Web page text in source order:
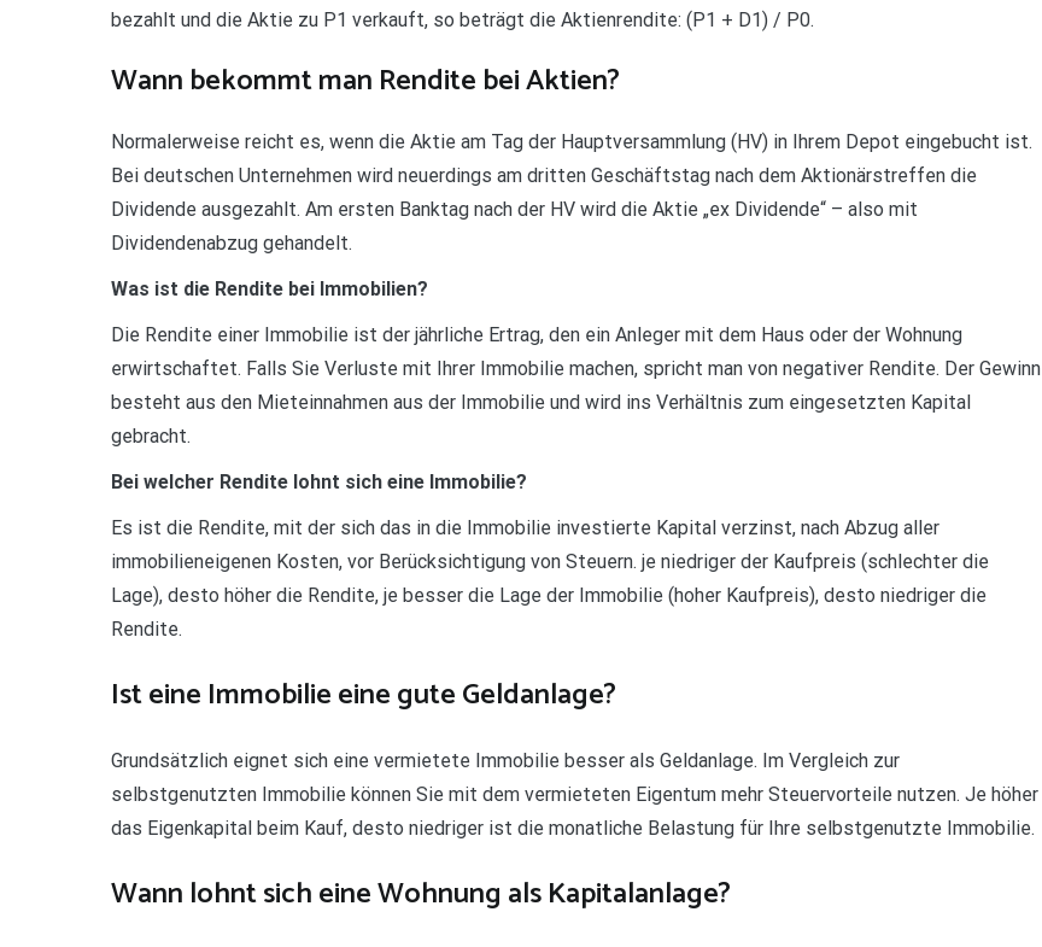
bezahlt und die Aktie zu P1 verkauft, so beträgt die Aktienrendite: (P1 + D1) / P0.
Wann bekommt man Rendite bei Aktien?
Normalerweise reicht es, wenn die Aktie am Tag der Hauptversammlung (HV) in Ihrem Depot eingebucht ist.
Bei deutschen Unternehmen wird neuerdings am dritten Geschäftstag nach dem Aktionärstreffen die
Dividende ausgezahlt. Am ersten Banktag nach der HV wird die Aktie „ex Dividende“ – also mit
Dividendenabzug gehandelt.
Was ist die Rendite bei Immobilien?
Die Rendite einer Immobilie ist der jährliche Ertrag, den ein Anleger mit dem Haus oder der Wohnung
erwirtschaftet. Falls Sie Verluste mit Ihrer Immobilie machen, spricht man von negativer Rendite. Der Gewinn
besteht aus den Mieteinnahmen aus der Immobilie und wird ins Verhältnis zum eingesetzten Kapital
gebracht.
Bei welcher Rendite lohnt sich eine Immobilie?
Es ist die Rendite, mit der sich das in die Immobilie investierte Kapital verzinst, nach Abzug aller
immobilieneigenen Kosten, vor Berücksichtigung von Steuern. je niedriger der Kaufpreis (schlechter die
Lage), desto höher die Rendite, je besser die Lage der Immobilie (hoher Kaufpreis), desto niedriger die
Rendite.
Ist eine Immobilie eine gute Geldanlage?
Grundsätzlich eignet sich eine vermietete Immobilie besser als Geldanlage. Im Vergleich zur
selbstgenutzten Immobilie können Sie mit dem vermieteten Eigentum mehr Steuervorteile nutzen. Je höher
das Eigenkapital beim Kauf, desto niedriger ist die monatliche Belastung für Ihre selbstgenutzte Immobilie.
Wann lohnt sich eine Wohnung als Kapitalanlage?